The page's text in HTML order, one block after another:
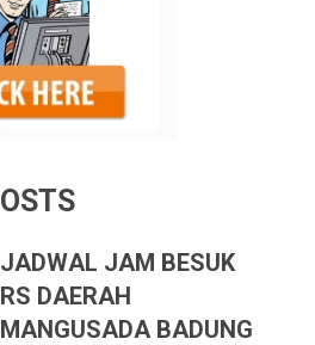
JADWAL JAM BESUK
RS DAERAH
MANGUSADA BADUNG